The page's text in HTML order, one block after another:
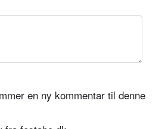
en ny kommentar til denne